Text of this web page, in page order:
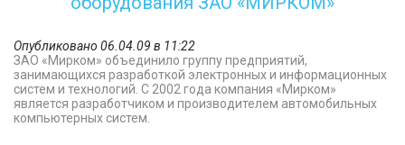
Опубликовано 06.04.09 в 11:22
ЗАО «Мирком» объединило группу предприятий,
занимающихся разработкой электронных и информационных
систем и технологий. С 2002 года компания «Мирком»
является разработчиком и производителем автомобильных
компьютерных систем.